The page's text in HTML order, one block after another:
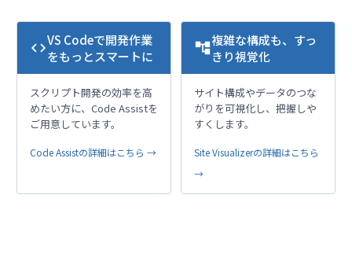
codeVS Codeで開発作業
をもっとスマートに
スクリプト開発の効率を高
めたい方に、Code Assistを
ご用意しています。
Code Assistの詳細はこちら →
account_tree複雑な構成も、すっ
きり視覚化
サイト構成やデータのつな
がりを可視化し、把握しや
すくします。
Site Visualizerの詳細はこちら
→